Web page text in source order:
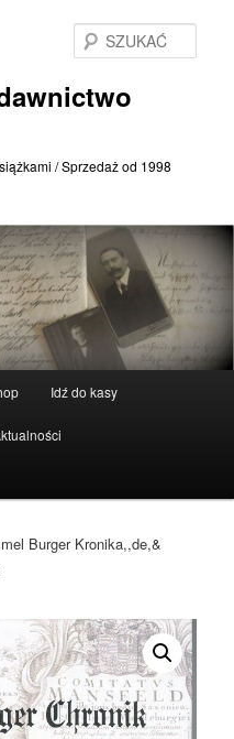
/ Sprzedaż od 1998
Idź do kasy
Burger Kronika,,de,&